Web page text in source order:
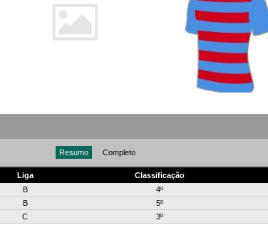
Resumo Completo
Liga Classificação
B 4º
B 5º
C 3º